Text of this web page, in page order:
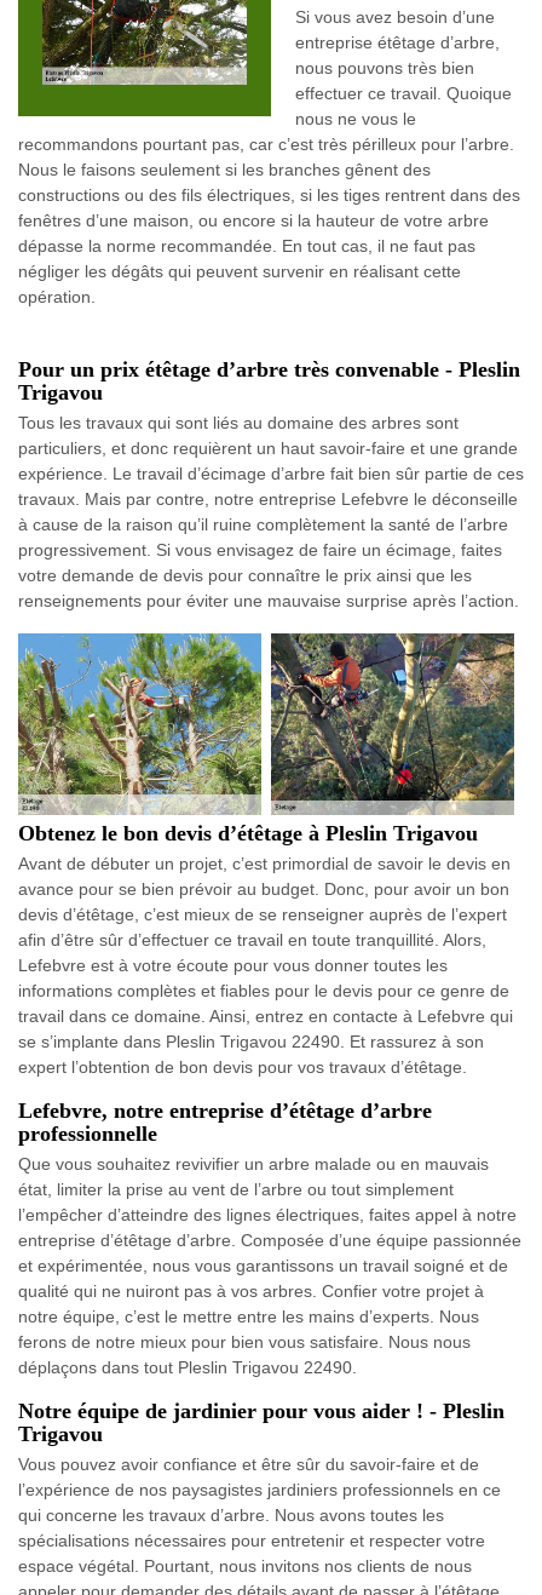
Si vous avez besoin d’une
entreprise étêtage d’arbre,
nous pouvons très bien
effectuer ce travail. Quoique
nous ne vous le
recommandons pourtant pas, car c’est très périlleux pour l’arbre.
Nous le faisons seulement si les branches gênent des
constructions ou des fils électriques, si les tiges rentrent dans des
fenêtres d’une maison, ou encore si la hauteur de votre arbre
dépasse la norme recommandée. En tout cas, il ne faut pas
négliger les dégâts qui peuvent survenir en réalisant cette
opération.
Pour un prix étêtage d’arbre très convenable - Pleslin
Trigavou
Tous les travaux qui sont liés au domaine des arbres sont
particuliers, et donc requièrent un haut savoir-faire et une grande
expérience. Le travail d’écimage d’arbre fait bien sûr partie de ces
travaux. Mais par contre, notre entreprise Lefebvre le déconseille
à cause de la raison qu’il ruine complètement la santé de l’arbre
progressivement. Si vous envisagez de faire un écimage, faites
votre demande de devis pour connaître le prix ainsi que les
renseignements pour éviter une mauvaise surprise après l’action.
Obtenez le bon devis d’étêtage à Pleslin Trigavou
Avant de débuter un projet, c’est primordial de savoir le devis en
avance pour se bien prévoir au budget. Donc, pour avoir un bon
devis d’étêtage, c’est mieux de se renseigner auprès de l’expert
afin d’être sûr d’effectuer ce travail en toute tranquillité. Alors,
Lefebvre est à votre écoute pour vous donner toutes les
informations complètes et fiables pour le devis pour ce genre de
travail dans ce domaine. Ainsi, entrez en contacte à Lefebvre qui
se s’implante dans Pleslin Trigavou 22490. Et rassurez à son
expert l’obtention de bon devis pour vos travaux d’étêtage.
Lefebvre, notre entreprise d’étêtage d’arbre
professionnelle
Que vous souhaitez revivifier un arbre malade ou en mauvais
état, limiter la prise au vent de l’arbre ou tout simplement
l’empêcher d’atteindre des lignes électriques, faites appel à notre
entreprise d’étêtage d’arbre. Composée d’une équipe passionnée
et expérimentée, nous vous garantissons un travail soigné et de
qualité qui ne nuiront pas à vos arbres. Confier votre projet à
notre équipe, c’est le mettre entre les mains d’experts. Nous
ferons de notre mieux pour bien vous satisfaire. Nous nous
déplaçons dans tout Pleslin Trigavou 22490.
Notre équipe de jardinier pour vous aider ! - Pleslin
Trigavou
Vous pouvez avoir confiance et être sûr du savoir-faire et de
l’expérience de nos paysagistes jardiniers professionnels en ce
qui concerne les travaux d’arbre. Nous avons toutes les
spécialisations nécessaires pour entretenir et respecter votre
espace végétal. Pourtant, nous invitons nos clients de nous